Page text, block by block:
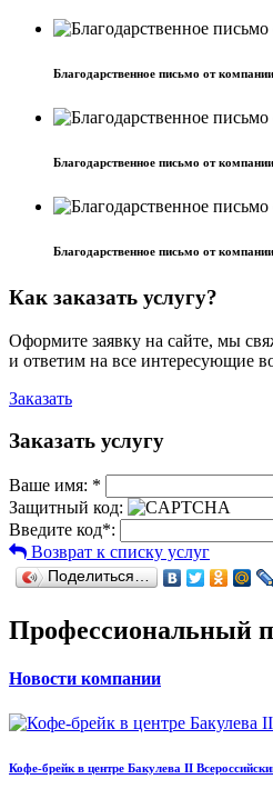
Благодарственное письмо от
Благодарственное письмо от
Благодарственное письмо от
Как заказать услугу?
Оформите заявку на сайте, мы
и ответим на все интересующие
Заказать
Заказать услугу
Ваше имя: *
Защитный код:
Введите код*:
Возврат к списку услуг
Поделиться…
Профессиональный
Новости компании
Кофе-брейк в центре Бакулева II